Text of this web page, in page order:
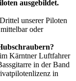
ausgebildet.
unserer Piloten
oder
Kärntner Luftfahrer
in der Band
in